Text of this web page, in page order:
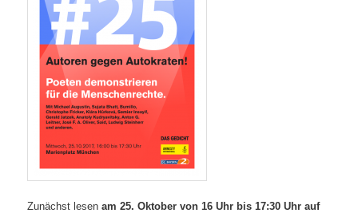
Zunächst lesenam 25. Oktober von 16 Uhr bis 17:30 Uhr auf